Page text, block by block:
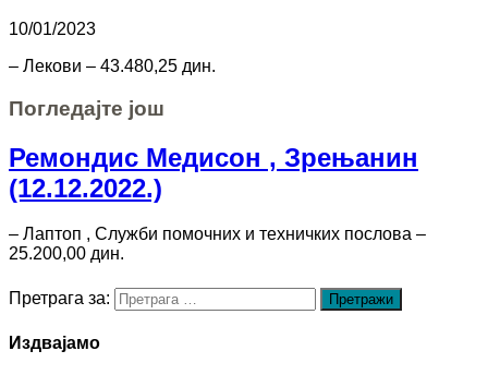
10/01/2023
– Лекови – 43.480,25 дин.
Погледајте још
Ремондис Медисон , Зрењанин
(12.12.2022.)
– Лаптоп , Служби помочних и техничких послова –
25.200,00 дин.
Претрага за:
Издвајамо